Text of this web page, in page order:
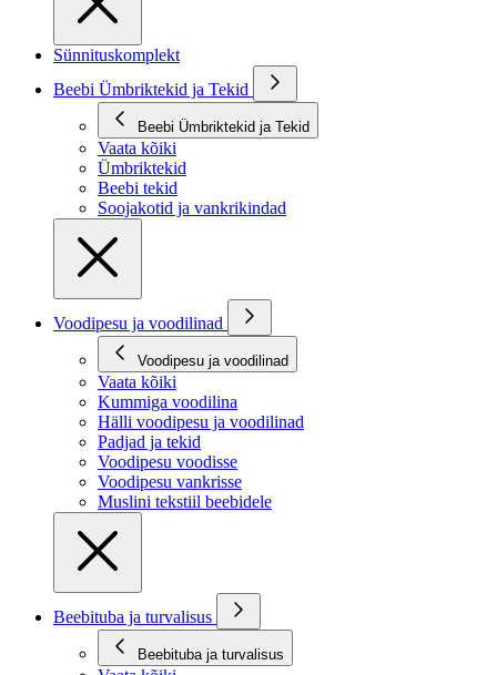
Sünnituskomplekt
Beebi Ümbriktekid ja Tekid
Beebi Ümbriktekid ja Tekid
Vaata kõiki
Ümbriktekid
Beebi tekid
Soojakotid ja vankrikindad
Voodipesu ja voodilinad
Voodipesu ja voodilinad
Vaata kõiki
Kummiga voodilina
Hälli voodipesu ja voodilinad
Padjad ja tekid
Voodipesu voodisse
Voodipesu vankrisse
Muslini tekstiil beebidele
Beebituba ja turvalisus
Beebituba ja turvalisus